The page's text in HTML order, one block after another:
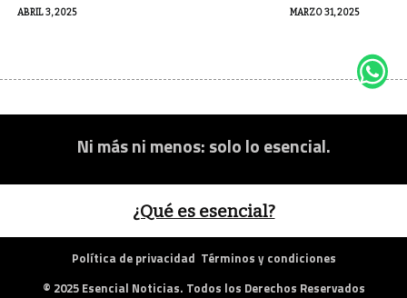
ABRIL 3, 2025 MARZO 31, 2025
Ni más ni menos: solo lo esencial.
¿Qué es esencial?
Política de privacidad Términos y condiciones
© 2025 Esencial Noticias. Todos los Derechos Reservados